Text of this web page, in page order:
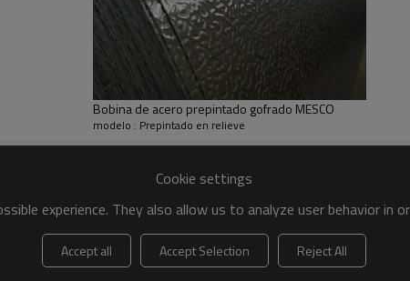
ISO
punzonado
cubiertas, industria de puertas, etc.
del noreste de China.
Bobina de acero prepintado gofrado MESCO
modelo : Prepintado en relieve
Cookie settings
experience. They also allow us to analyze user behavior
Accept all Accept Selection
Reject All